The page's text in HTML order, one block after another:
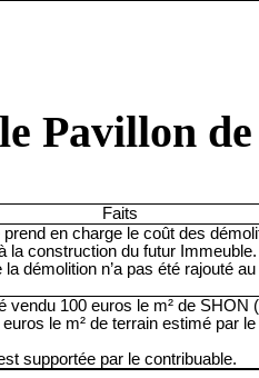
Pavillon
Faits
prend en charge le coût des
la construction du futur
la démolition n’a pas été rajouté
vendu 100 euros le m² de SHON
le m² de terrain estimé par
supportée par le contribuable.